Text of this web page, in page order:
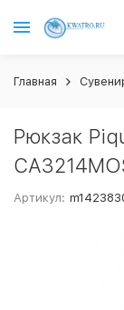
Главная
Рюкзак
Артикул: